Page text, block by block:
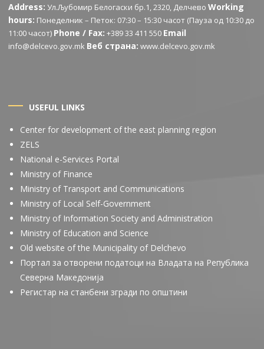
Address: Ул.Љубомир Белогаски бр.1, 2320, ДелчевоWorking
hours: Понеделник – Петок: 07:30 – 15:30 часот (Пауза од 10:30 до
11:00 часот) Phone / Fax: +389 33 411 550 Email
info@delcevo.gov.mk Веб страна: www.delcevo.gov.mk
USEFUL LINKS
Center for development of the east planning region
ZELS
National e-Services Portal
Ministry of Finance
Ministry of Transport and Communications
Ministry of Local Self-Government
Ministry of Information Society and Administration
Ministry of Education and Science
Old website of the Municipality of Delchevo
Портал за отворени податоци на Владата на Република
Северна Македонија
Регистар на станбени згради по општини